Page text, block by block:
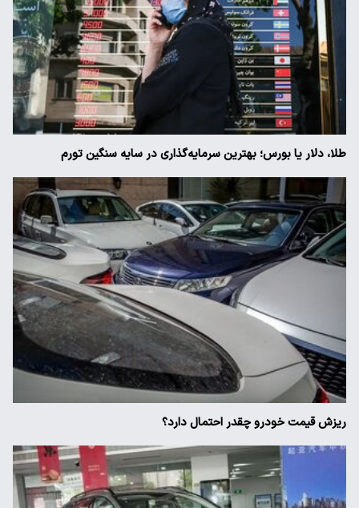
طلا، دلار یا بورس؛ بهترین سرمایه‌گذاری در سایه سنگین تورم
ریزش قیمت خودرو چقدر احتمال دارد؟